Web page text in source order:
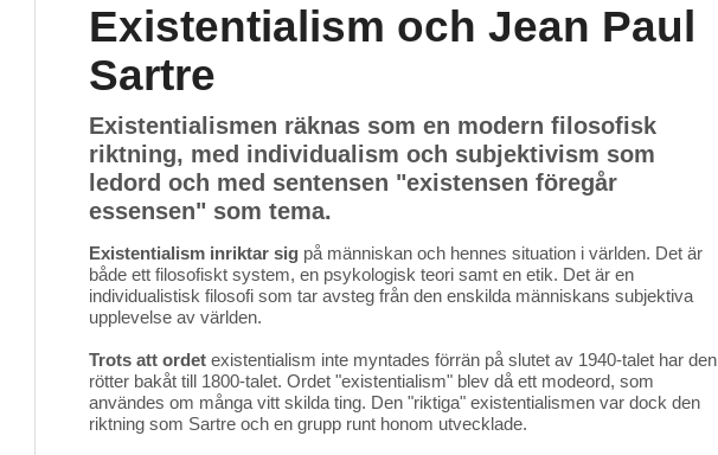
Existentialism och Jean Paul
Sartre
Existentialismen räknas som en modern filosofisk
riktning, med individualism och subjektivism som
ledord och med sentensen "existensen föregår
essensen" som tema.
Existentialism inriktar sig på människan och hennes situation i världen. Det är
både ett filosofiskt system, en psykologisk teori samt en etik. Det är en
individualistisk filosofi som tar avsteg från den enskilda människans subjektiva
upplevelse av världen.
Trots att ordet existentialism inte myntades förrän på slutet av 1940-talet har den
rötter bakåt till 1800-talet. Ordet "existentialism" blev då ett modeord, som
användes om många vitt skilda ting. Den "riktiga" existentialismen var dock den
riktning som Sartre och en grupp runt honom utvecklade.